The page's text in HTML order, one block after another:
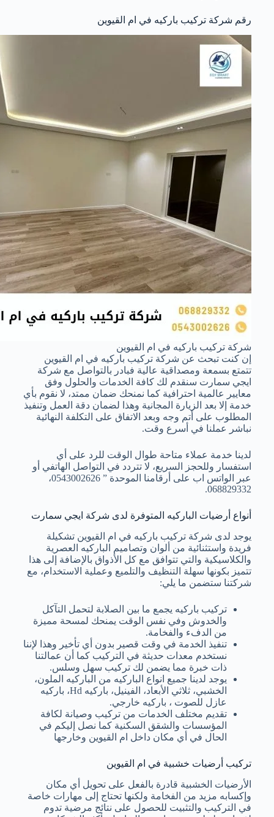
رقم شركة تركيب باركيه في ام القيوين
شركة تركيب باركيه في ام القيوين
إن كنت تبحث عن شركة تركيب باركيه في ام القيوين
تتمتع بسمعة ومصداقية عالية فبادر بالتواصل مع شركة
ايجي سمارت سنقدم لك كافة الخدمات والحلول وفق
معايير عالمية احترافية كما نمنحك ضمان ممتد، لا نقوم بأي
خدمة إلا بعد الزيارة المجانية وهذا لضمان دقة العمل وتنفيذ
المطلوب على أتم وجه وبعد الاتفاق على التكلفة النهائية
نباشر عملنا في أسرع وقت.
لدينا خدمة عملاء متاحة طوال الوقت للرد على أي
استفسار وللحجز السريع، لا تتردد في التواصل الهاتفي أو
عبر الواتس اب على أرقامنا الموحدة ” 0543002626،
068829332.
أنواع أرضيات الباركيه المتوفرة لدى شركة ايجي سمارت
يوجد لدى شركة تركيب باركيه في ام القيوين تشكيلة
فريدة واستثنائية من ألوان وتصاميم الباركيه العصرية
والكلاسيكية والتي تتوافق مع كل الأذواق بالإضافة إلى هذا
تتميز بكونها سهلة التنظيف والتلميع وعملية الاستخدام، مع
شركتنا ستضمن ما يلي:
تركيب باركيه يجمع ما بين الصلابة لتحمل التآكل
والخدوش وفي نفس الوقت يمنحك لمسحة مميزة
من الدفء والفخامة.
تنفيذ الخدمة في وقت قصير بدون أي تأخير وهذا لإننا
نستخدم معدات حديثة في التركيب كما أن عمالتنا
ذات خبرة مما يضمن لك تركيب سهل وسلس.
يوجد لدينا جميع انواع الباركيه من الباركيه الملون،
الخشبي، ثلاثي الأبعاد، الفينيل، باركيه Hd، باركيه
عازل للصوت ، باركيه خارجي.
تقديم مختلف الخدمات من تركيب وصيانة لكافة
المؤسسات والشقق السكنية كما نصل إليكم في
الحال في أي مكان داخل ام القيوين وخارجها
تركيب أرضيات خشبية في ام القيوين
الأرضيات الخشبية قادرة بالفعل على تحويل أي مكان
وإكسابه مزيد من الفخامة ولكنها تحتاج إلى مهارات خاصة
في التركيب والتثبيت للحصول على نتائج مرضية تدوم